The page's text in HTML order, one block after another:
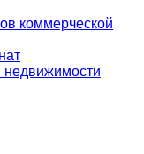
коммерческой
недвижимости